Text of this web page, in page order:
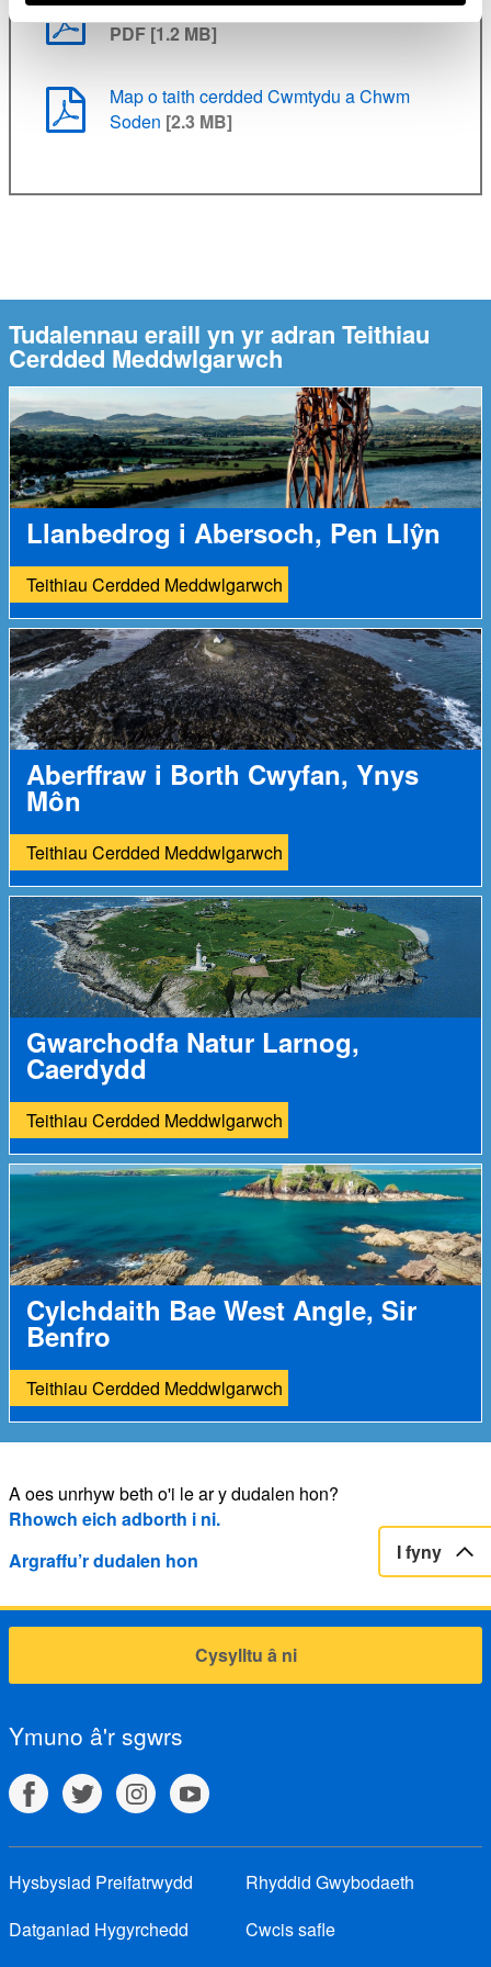
Taflen cerdded Cwmtydu a Chwm Soden
PDF [1.2 MB]
Map o taith cerdded Cwmtydu a Chwm
Soden [2.3 MB]
Tudalennau eraill yn yr adran Teithiau
Cerdded Meddwlgarwch
Llanbedrog i Abersoch, Pen Llŷn
Teithiau Cerdded Meddwlgarwch
Aberffraw i Borth Cwyfan, Ynys
Môn
Teithiau Cerdded Meddwlgarwch
Gwarchodfa Natur Larnog,
Caerdydd
Teithiau Cerdded Meddwlgarwch
Cylchdaith Bae West Angle, Sir
Benfro
Teithiau Cerdded Meddwlgarwch
A oes unrhyw beth o'i le ar y dudalen hon?
Rhowch eich adborth i ni.
Argraffu’r dudalen hon
I fyny
Cysylltu â ni
Ymuno â'r sgwrs
Hysbysiad Preifatrwydd
Rhyddid Gwybodaeth
Datganiad Hygyrchedd
Cwcis safle